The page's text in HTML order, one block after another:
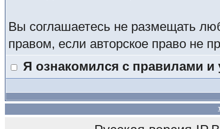
Вы соглашаетесь не размещать
правом, если авторское право не
Я ознакомился с правилами